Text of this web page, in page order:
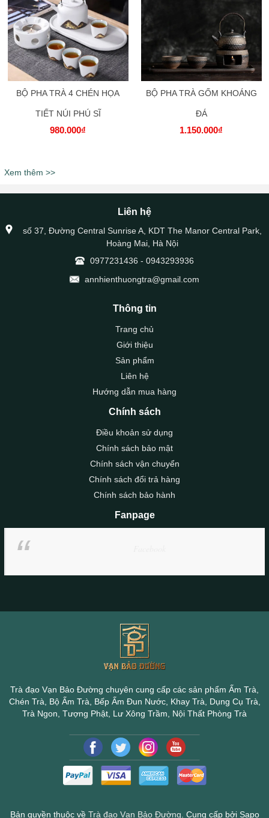
BỘ PHA TRÀ 4 CHÉN HỌA
TIẾT NÚI PHÚ SĨ
980.000₫
BỘ PHA TRÀ GỐM KHOÁNG
ĐÁ
1.150.000₫
Xem thêm >>
Liên hệ
số 37, Đường Central Sunrise A, KDT The Manor Central Park,
Hoàng Mai, Hà Nội
0977231436 - 0943293936
annhienthuongtra@gmail.com
Thông tin
Trang chủ
Giới thiệu
Sản phẩm
Liên hệ
Hướng dẫn mua hàng
Chính sách
Điều khoản sử dụng
Chính sách bảo mật
Chính sách vận chuyển
Chính sách đổi trả hàng
Chính sách bảo hành
Fanpage
Trà đạo Vạn Bảo Đường chuyên cung cấp các sản phẩm Ấm Trà,
Chén Trà, Bộ Ấm Trà, Bếp Ấm Đun Nước, Khay Trà, Dụng Cụ Trà,
Trà Ngon, Tượng Phật, Lư Xông Trầm, Nội Thất Phòng Trà
Bản quyền thuộc về Trà đạo Vạn Bảo Đường Cung cấp bởi Sapo